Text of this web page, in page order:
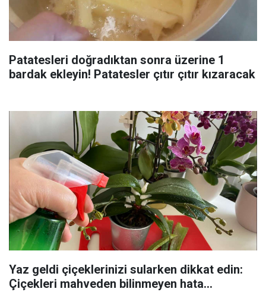
Patatesleri doğradıktan sonra üzerine 1
bardak ekleyin! Patatesler çıtır çıtır kızaracak
Yaz geldi çiçeklerinizi sularken dikkat edin:
Çiçekleri mahveden bilinmeyen hata...